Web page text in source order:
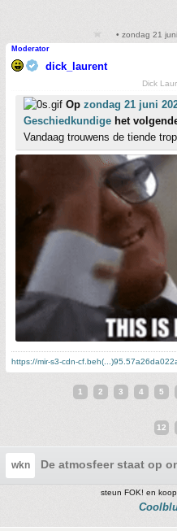
• zondag 21
Moderator
dick_laurent
Dick
Op zondag 21 juni
Geschiedkundige het
Vandaag trouwens de tiende
https://mir-s3-cdn-
1 2 3 4 5
12
wkn De atmosfeer staat op
steun FOK! en